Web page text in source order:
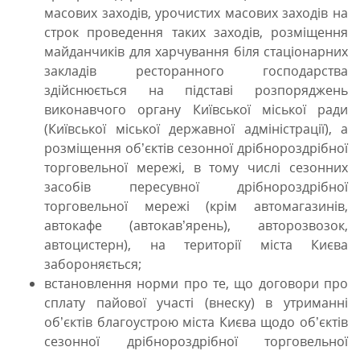
масових заходів, урочистих масових заходів на
строк проведення таких заходів, розміщення
майданчиків для харчування біля стаціонарних
закладів ресторанного господарства
здійснюється на підставі розпоряджень
виконавчого органу Київської міської ради
(Київської міської державної адміністрації), а
розміщення об’єктів сезонної дрібнороздрібної
торговельної мережі, в тому числі сезонних
засобів пересувної дрібнороздрібної
торговельної мережі (крім автомагазинів,
автокафе (автокав’ярень), авторозвозок,
автоцистерн), на території міста Києва
забороняється;
встановлення норми про те, що договори про
сплату пайової участі (внеску) в утриманні
об’єктів благоустрою міста Києва щодо об’єктів
сезонної дрібнороздрібної торговельної